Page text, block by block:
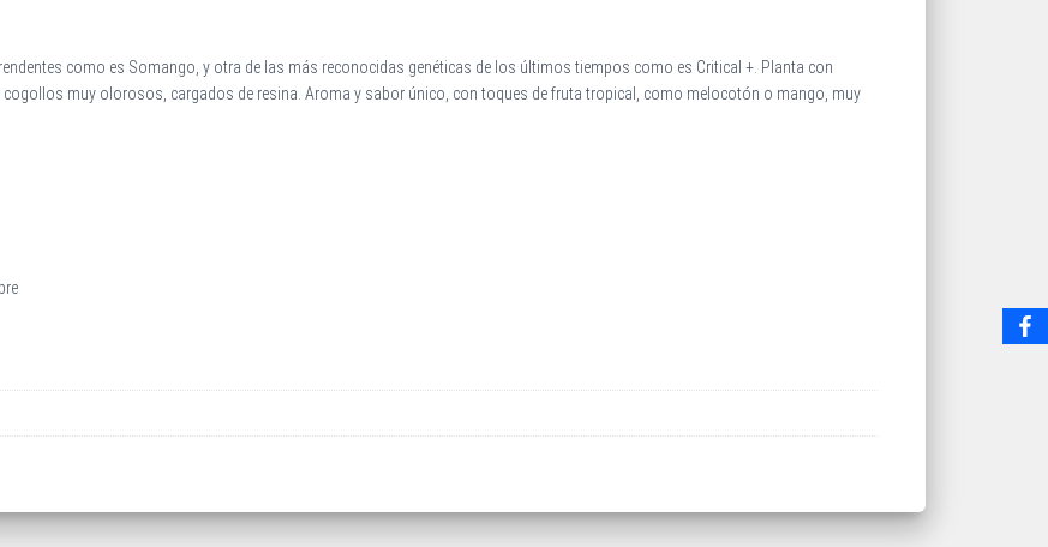
como es Somango, y otra de las más reconocidas genéticas de los últimos tiempos como es Critical +. Planta con
muy olorosos, cargados de resina. Aroma y sabor único, con toques de fruta tropical, como melocotón o mango, muy